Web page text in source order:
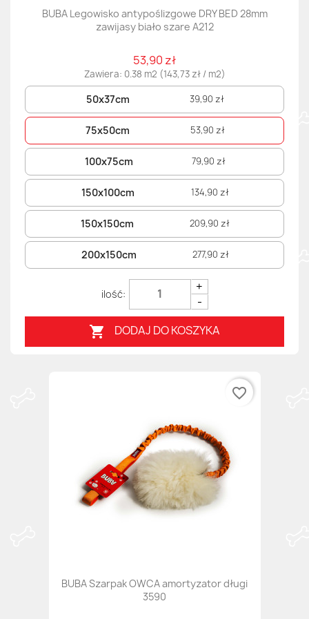
BUBA Legowisko antypoślizgowe DRY BED 28mm
zawijasy biało szare A212
53,90 zł
Zawiera: 0.38 m2 (143,73 zł / m2)
50x37cm 39,90 zł
75x50cm 53,90 zł
100x75cm 79,90 zł
150x100cm 134,90 zł
150x150cm 209,90 zł
200x150cm 277,90 zł
+
-
 DODAJ DO KOSZYKA
BUBA Szarpak OWCA amortyzator długi
3590
favorite_border